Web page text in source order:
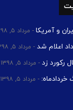
و آمریکا مرداد ۵, ۱۳۹۸
اعلام شد مرداد ۵, ۱۳۹۸
رکورد زد مرداد ۵, ۱۳۹۸
خردادماه: مرداد ۵, ۱۳۹۸